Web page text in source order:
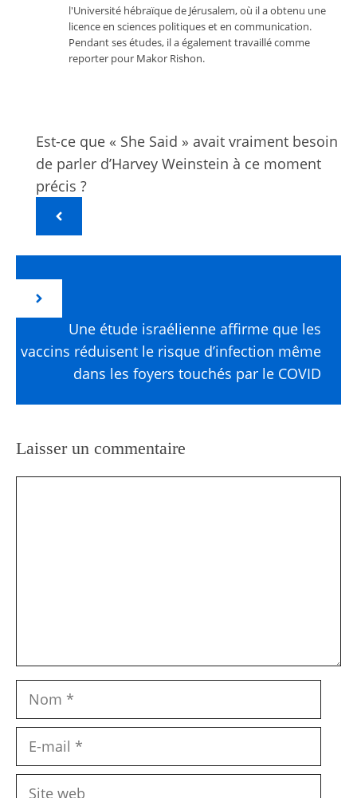
l'Université hébraïque de Jérusalem, où il a obtenu une
licence en sciences politiques et en communication.
Pendant ses études, il a également travaillé comme
reporter pour Makor Rishon.
Est-ce que « She Said » avait vraiment besoin
de parler d’Harvey Weinstein à ce moment
précis ?
Une étude israélienne affirme que les
vaccins réduisent le risque d’infection même
dans les foyers touchés par le COVID
Laisser un commentaire
Nom
Site